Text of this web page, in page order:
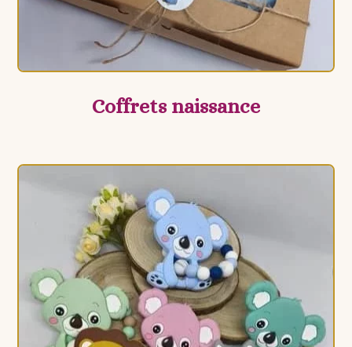
Coffrets naissance